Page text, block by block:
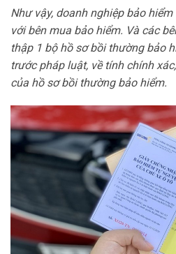
Như vậy, doanh nghiệp bảo
với bên mua bảo hiểm. Và các
thập 1 bộ hồ sơ bồi thường bảo
trước pháp luật, về tính chính
của hồ sơ bồi thường bảo hiểm.